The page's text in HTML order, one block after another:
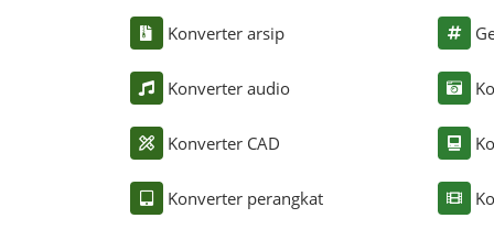
Konverter arsip
Konverter audio
Konverter CAD
Konverter perangkat